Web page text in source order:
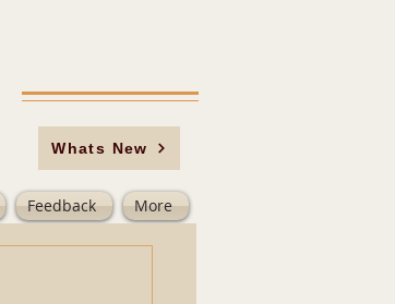
Whats New
Feedback More